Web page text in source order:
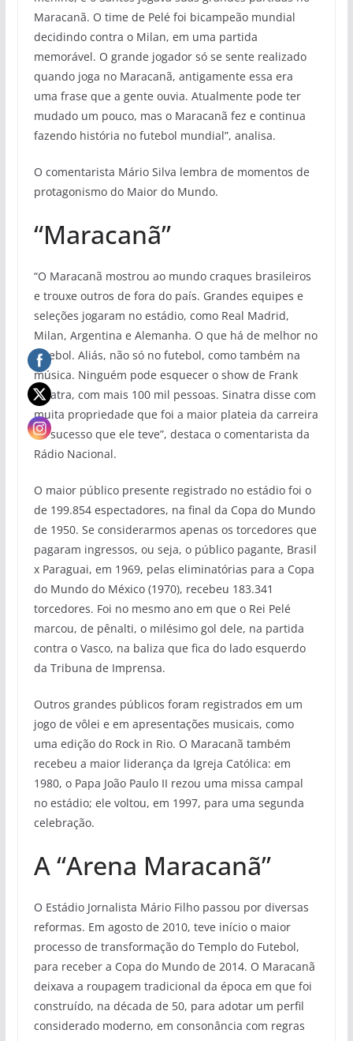
Maracanã. O time de Pelé foi bicampeão mundial
decidindo contra o Milan, em uma partida
memorável. O grande jogador só se sente realizado
quando joga no Maracanã, antigamente essa era
uma frase que a gente ouvia. Atualmente pode ter
mudado um pouco, mas o Maracanã fez e continua
fazendo história no futebol mundial”, analisa.
O comentarista Mário Silva lembra de momentos de
protagonismo do Maior do Mundo.
“Maracanã”
“O Maracanã mostrou ao mundo craques brasileiros
e trouxe outros de fora do país. Grandes equipes e
seleções jogaram no estádio, como Real Madrid,
Milan, Argentina e Alemanha. O que há de melhor no
futebol. Aliás, não só no futebol, como também na
música. Ninguém pode esquecer o show de Frank
Sinatra, com mais 100 mil pessoas. Sinatra disse com
muita propriedade que foi a maior plateia da carreira
de sucesso que ele teve”, destaca o comentarista da
Rádio Nacional.
O maior público presente registrado no estádio foi o
de 199.854 espectadores, na final da Copa do Mundo
de 1950. Se considerarmos apenas os torcedores que
pagaram ingressos, ou seja, o público pagante, Brasil
x Paraguai, em 1969, pelas eliminatórias para a Copa
do Mundo do México (1970), recebeu 183.341
torcedores. Foi no mesmo ano em que o Rei Pelé
marcou, de pênalti, o milésimo gol dele, na partida
contra o Vasco, na baliza que fica do lado esquerdo
da Tribuna de Imprensa.
Outros grandes públicos foram registrados em um
jogo de vôlei e em apresentações musicais, como
uma edição do Rock in Rio. O Maracanã também
recebeu a maior liderança da Igreja Católica: em
1980, o Papa João Paulo II rezou uma missa campal
no estádio; ele voltou, em 1997, para uma segunda
celebração.
A “Arena Maracanã”
O Estádio Jornalista Mário Filho passou por diversas
reformas. Em agosto de 2010, teve início o maior
processo de transformação do Templo do Futebol,
para receber a Copa do Mundo de 2014. O Maracanã
deixava a roupagem tradicional da época em que foi
construído, na década de 50, para adotar um perfil
considerado moderno, em consonância com regras